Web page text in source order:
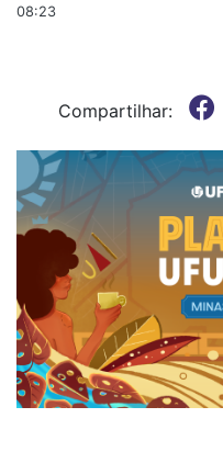
08:23
Compartilhar: